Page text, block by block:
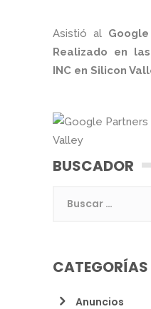
Asistió al
Realizado en
INC en Silicon
BUSCADOR
CATEGORÍAS
Anuncios